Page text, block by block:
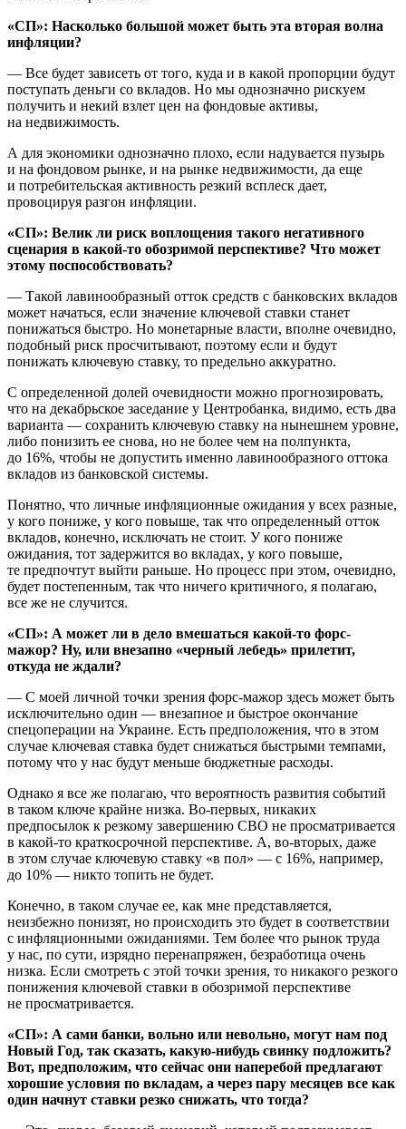
«СП»: Насколько большой может быть эта вторая волна
инфляции?
— Все будет зависеть от того, куда и в какой пропорции будут
поступать деньги со вкладов. Но мы однозначно рискуем
получить и некий взлет цен на фондовые активы,
на недвижимость.
А для экономики однозначно плохо, если надувается пузырь
и на фондовом рынке, и на рынке недвижимости, да еще
и потребительская активность резкий всплеск дает,
провоцируя разгон инфляции.
«СП»: Велик ли риск воплощения такого негативного
сценария в какой-то обозримой перспективе? Что может
этому поспособствовать?
— Такой лавинообразный отток средств с банковских вкладов
может начаться, если значение ключевой ставки станет
понижаться быстро. Но монетарные власти, вполне очевидно,
подобный риск просчитывают, поэтому если и будут
понижать ключевую ставку, то предельно аккуратно.
С определенной долей очевидности можно прогнозировать,
что на декабрьское заседание у Центробанка, видимо, есть два
варианта — сохранить ключевую ставку на нынешнем уровне,
либо понизить ее снова, но не более чем на полпункта,
до 16%, чтобы не допустить именно лавинообразного оттока
вкладов из банковской системы.
Понятно, что личные инфляционные ожидания у всех разные,
у кого пониже, у кого повыше, так что определенный отток
вкладов, конечно, исключать не стоит. У кого пониже
ожидания, тот задержится во вкладах, у кого повыше,
те предпочтут выйти раньше. Но процесс при этом, очевидно,
будет постепенным, так что ничего критичного, я полагаю,
все же не случится.
«СП»: А может ли в дело вмешаться какой-то форс-
мажор? Ну, или внезапно «черный лебедь» прилетит,
откуда не ждали?
— С моей личной точки зрения форс-мажор здесь может быть
исключительно один — внезапное и быстрое окончание
спецоперации на Украине. Есть предположения, что в этом
случае ключевая ставка будет снижаться быстрыми темпами,
потому что у нас будут меньше бюджетные расходы.
Однако я все же полагаю, что вероятность развития событий
в таком ключе крайне низка. Во-первых, никаких
предпосылок к резкому завершению СВО не просматривается
в какой-то краткосрочной перспективе. А, во-вторых, даже
в этом случае ключевую ставку «в пол» — с 16%, например,
до 10% — никто топить не будет.
Конечно, в таком случае ее, как мне представляется,
неизбежно понизят, но происходить это будет в соответствии
с инфляционными ожиданиями. Тем более что рынок труда
у нас, по сути, изрядно перенапряжен, безработица очень
низка. Если смотреть с этой точки зрения, то никакого резкого
понижения ключевой ставки в обозримой перспективе
не просматривается.
«СП»: А сами банки, вольно или невольно, могут нам под
Новый Год, так сказать, какую-нибудь свинку подложить?
Вот, предположим, что сейчас они наперебой предлагают
хорошие условия по вкладам, а через пару месяцев все как
один начнут ставки резко снижать, что тогда?